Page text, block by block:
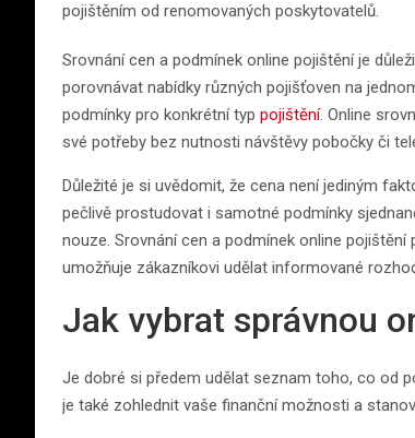
pojištěním od renomovaných poskytovatelů.
Srovnání cen a podmínek online pojištění je
porovnávat nabídky různých pojišťoven na
podmínky pro konkrétní typ pojištění. Online
své potřeby bez nutnosti návštěvy pobočky či
Důležité je si uvědomit, že cena není jediným
pečlivě prostudovat i samotné podmínky
nouze. Srovnání cen a podmínek online
umožňuje zákazníkovi udělat informované
Jak vybrat správnou
Je dobré si předem udělat seznam toho, co od
je také zohlednit vaše finanční možnosti a